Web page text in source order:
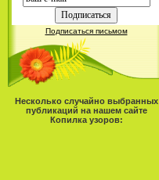
Подписаться письмом
Несколько случайно выбранных
публикаций на нашем сайте
Копилка узоров: